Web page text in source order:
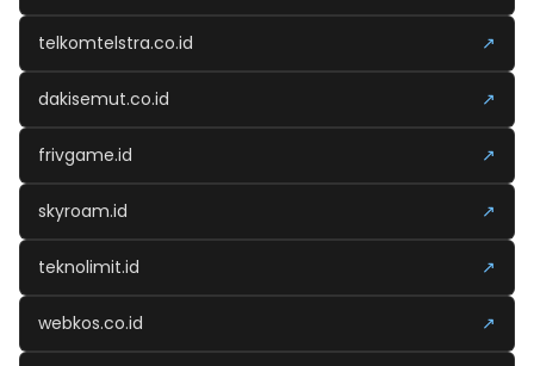
telkomtelstra.co.id ↗
dakisemut.co.id ↗
frivgame.id ↗
skyroam.id ↗
teknolimit.id ↗
webkos.co.id ↗